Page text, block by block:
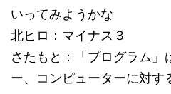
いってみようかな
北ヒロ：マイナス３
さたもと：「プログラム」
ー、コンピューターに対す